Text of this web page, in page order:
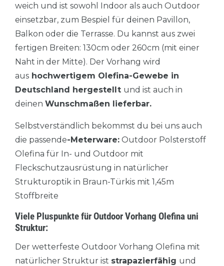
weich und ist sowohl Indoor als auch Outdoor
einsetzbar, zum Bespiel für deinen Pavillon,
Balkon oder die Terrasse. Du kannst aus zwei
fertigen Breiten: 130cm oder 260cm (mit einer
Naht in der Mitte). Der Vorhang wird
aus hochwertigem Olefina-Gewebe in
Deutschland hergestellt und ist auch in
deinen Wunschmaßen lieferbar.
Selbstverständlich bekommst du bei uns auch
die passende-Meterware: Outdoor Polsterstoff
Olefina für In- und Outdoor mit
Fleckschutzausrüstung in natürlicher
Strukturoptik in Braun-Türkis mit 1,45m
Stoffbreite
Viele Pluspunkte für Outdoor Vorhang Olefina uni
Struktur:
Der wetterfeste Outdoor Vorhang Olefina mit
natürlicher Struktur ist strapazierfähig und